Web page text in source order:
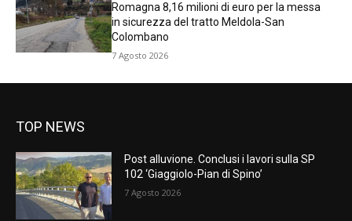
Romagna 8,16 milioni di euro per la messa
in sicurezza del tratto Meldola-San
Colombano
7 Agosto 2026
TOP NEWS
Post alluvione. Conclusi i lavori sulla SP
102 ‘Giaggiolo-Pian di Spino’
7 Agosto 2026